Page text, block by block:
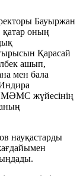
Бауыржан
оның
Қарасай
ашып,
мен бала
МӘМС жүйесінің
науқастарды